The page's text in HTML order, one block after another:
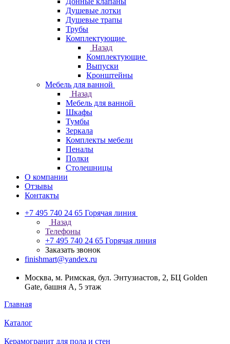
Душевые лотки
Душевые трапы
Трубы
Комплектующие
Назад
Комплектующие
Выпуски
Кронштейны
Мебель для ванной
Назад
Мебель для ванной
Шкафы
Тумбы
Зеркала
Комплекты мебели
Пеналы
Полки
Столешницы
О компании
Отзывы
Контакты
+7 495 740 24 65 Горячая линия
Назад
Телефоны
+7 495 740 24 65 Горячая линия
Заказать звонок
finishmart@yandex.ru
Москва, м. Римская, бул. Энтузиастов, 2, БЦ Golden
Gate, башня А, 5 этаж
Главная
Каталог
Керамогранит для пола и стен